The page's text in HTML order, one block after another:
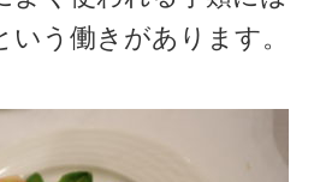
う働きがあります。